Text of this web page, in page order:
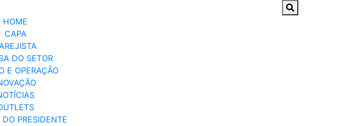
HOME
CAPA
DO SETOR
E OPERAÇÃO
PRESIDENTE